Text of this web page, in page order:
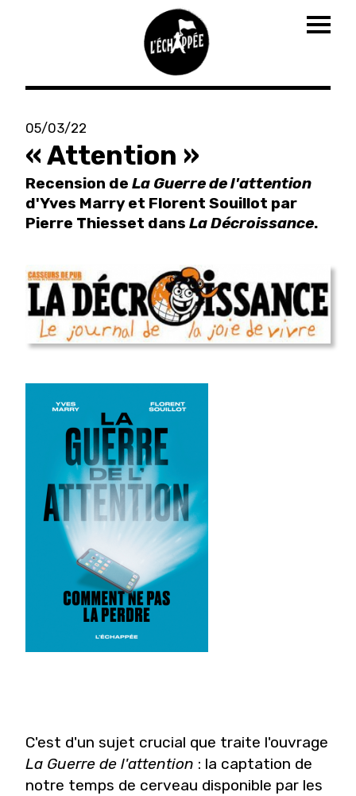
Aller
contenu
principal
05/03/22
« Attention »
Recension de La Guerre de l'attention
d'Yves Marry et Florent Souillot par
Pierre Thiesset dans La Décroissance.
C'est d'un sujet crucial que traite l'ouvrage
La Guerre de l'attention : la captation de
notre temps de cerveau disponible par les